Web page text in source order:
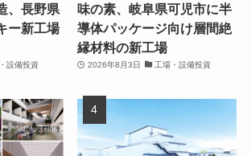
、長野県
ー新工場
設備投資
味の素、岐阜県可児市に半
導体パッケージ向け層間絶
縁材料の新工場
2026年8月3日 工場・設備投資